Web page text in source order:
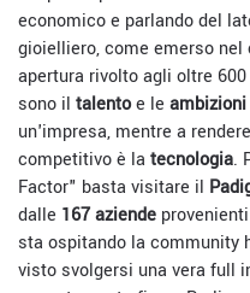
economico e parlando del
gioielliero, come emerso nel
apertura rivolto agli oltre
sono il talentoe le ambizioni
un'impresa, mentre a
competitivo è la tecnologia.
Factor" basta visitare il
dalle 167 aziende
sta ospitando la community
visto svolgersi una vera full